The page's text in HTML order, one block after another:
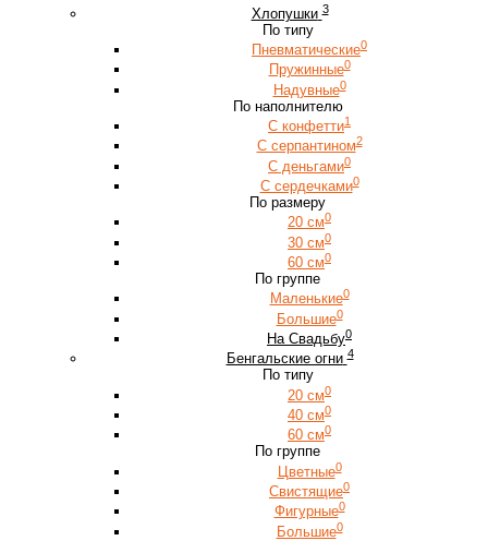
Хлопушки 3
По типу
Пневматические0
Пружинные0
Надувные0
По наполнителю
С конфетти1
С серпантином2
С деньгами0
С сердечками0
По размеру
20 см0
30 см0
60 см0
По группе
Маленькие0
Большие0
На Свадьбу0
Бенгальские огни 4
По типу
20 см0
40 см0
60 см0
По группе
Цветные0
Свистящие0
Фигурные0
Большие0